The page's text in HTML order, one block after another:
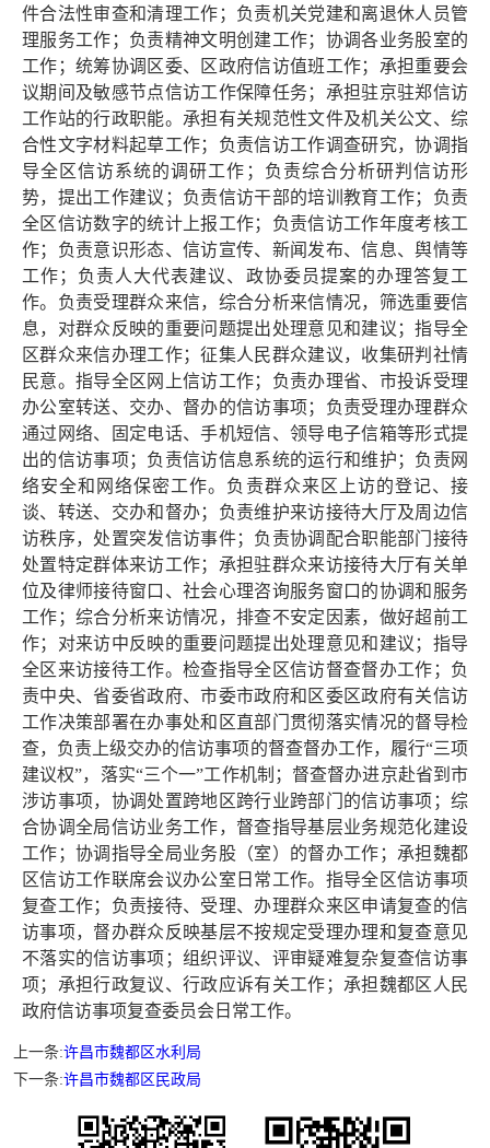
件合法性审查和清理工作；负责机关党建和离退休人员管
理服务工作；负责精神文明创建工作；协调各业务股室的
工作；统筹协调区委、区政府信访值班工作；承担重要会
议期间及敏感节点信访工作保障任务；承担驻京驻郑信访
工作站的行政职能。承担有关规范性文件及机关公文、综
合性文字材料起草工作；负责信访工作调查研究，协调指
导全区信访系统的调研工作；负责综合分析研判信访形
势，提出工作建议；负责信访干部的培训教育工作；负责
全区信访数字的统计上报工作；负责信访工作年度考核工
作；负责意识形态、信访宣传、新闻发布、信息、舆情等
工作；负责人大代表建议、政协委员提案的办理答复工
作。负责受理群众来信，综合分析来信情况，筛选重要信
息，对群众反映的重要问题提出处理意见和建议；指导全
区群众来信办理工作；征集人民群众建议，收集研判社情
民意。指导全区网上信访工作；负责办理省、市投诉受理
办公室转送、交办、督办的信访事项；负责受理办理群众
通过网络、固定电话、手机短信、领导电子信箱等形式提
出的信访事项；负责信访信息系统的运行和维护；负责网
络安全和网络保密工作。负责群众来区上访的登记、接
谈、转送、交办和督办；负责维护来访接待大厅及周边信
访秩序，处置突发信访事件；负责协调配合职能部门接待
处置特定群体来访工作；承担驻群众来访接待大厅有关单
位及律师接待窗口、社会心理咨询服务窗口的协调和服务
工作；综合分析来访情况，排查不安定因素，做好超前工
作；对来访中反映的重要问题提出处理意见和建议；指导
全区来访接待工作。检查指导全区信访督查督办工作；负
责中央、省委省政府、市委市政府和区委区政府有关信访
工作决策部署在办事处和区直部门贯彻落实情况的督导检
查，负责上级交办的信访事项的督查督办工作，履行“三项
建议权”，落实“三个一”工作机制；督查督办进京赴省到市
涉访事项，协调处置跨地区跨行业跨部门的信访事项；综
合协调全局信访业务工作，督查指导基层业务规范化建设
工作；协调指导全局业务股（室）的督办工作；承担魏都
区信访工作联席会议办公室日常工作。指导全区信访事项
复查工作；负责接待、受理、办理群众来区申请复查的信
访事项，督办群众反映基层不按规定受理办理和复查意见
不落实的信访事项；组织评议、评审疑难复杂复查信访事
项；承担行政复议、行政应诉有关工作；承担魏都区人民
政府信访事项复查委员会日常工作。
上一条:许昌市魏都区水利局
下一条:许昌市魏都区民政局